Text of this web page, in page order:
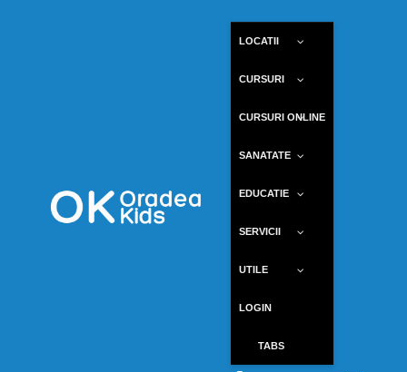
LOCATII
CURSURI
CURSURI ONLINE
SANATATE
EDUCATIE
SERVICII
UTILE
LOGIN
TABS